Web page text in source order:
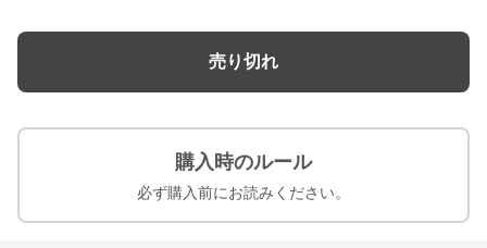
売り切れ
購入時のルール
必ず購入前にお読みください。